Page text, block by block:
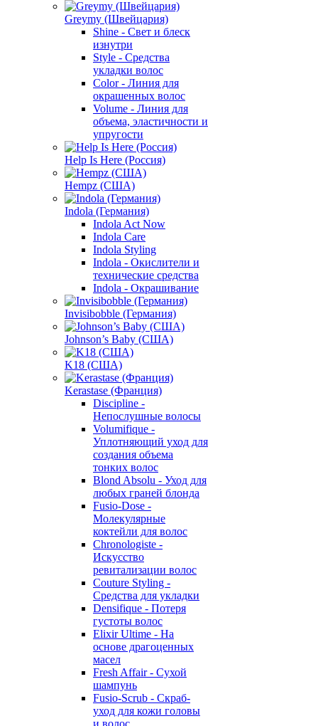
Greymy (Швейцария)
Shine - Свет и блеск
изнутри
Style - Средства
укладки волос
Color - Линия для
окрашенных волос
Volume - Линия для
объема, эластичности и
упругости
Help Is Here (Россия)
Hempz (США)
Indola (Германия)
Indola Act Now
Indola Care
Indola Styling
Indola - Окислители и
технические средства
Indola - Окрашивание
Invisibobble (Германия)
Johnson’s Baby (США)
K18 (США)
Kerastase (Франция)
Discipline -
Непослушные волосы
Volumifique -
Уплотняющий уход для
создания объема
тонких волос
Blond Absolu - Уход для
любых граней блонда
Fusio-Dose -
Молекулярные
коктейли для волос
Chronologiste -
Искусство
ревитализации волос
Couture Styling -
Средства для укладки
Densifique - Потеря
густоты волос
Elixir Ultime - На
основе драгоценных
масел
Fresh Affair - Сухой
шампунь
Fusio-Scrub - Скраб-
уход для кожи головы
и волос